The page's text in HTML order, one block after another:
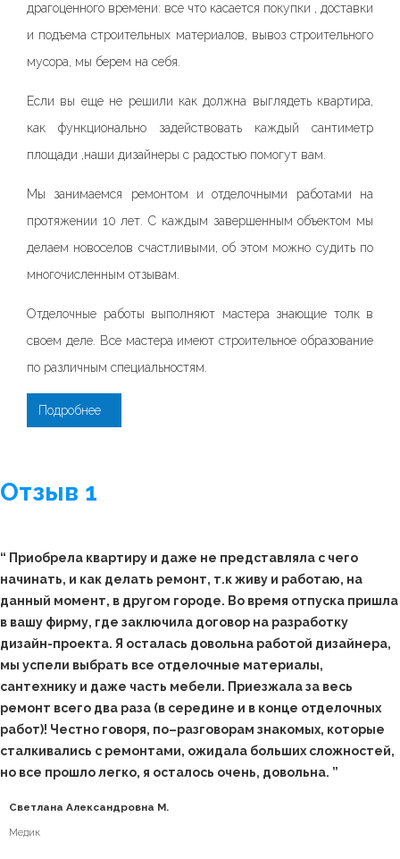
драгоценного времени: все что касается покупки , доставки
и подъема строительных материалов, вывоз строительного
мусора, мы берем на себя.
Если вы еще не решили как должна выглядеть квартира,
как функционально задействовать каждый сантиметр
площади ,наши дизайнеры с радостью помогут вам.
Мы занимаемся ремонтом и отделочными работами на
протяжении 10 лет. С каждым завершенным объектом мы
делаем новоселов счастливыми, об этом можно судить по
многочисленным отзывам.
Отделочные работы выполняют мастера знающие толк в
своем деле. Все мастера имеют строительное образование
по различным специальностям.
Подробнее
Отзыв 1
“ Приобрела квартиру и даже не представляла с чего
начинать, и как делать ремонт, т.к живу и работаю, на
данный момент, в другом городе. Во время отпуска пришла
в вашу фирму, где заключила договор на разработку
дизайн-проекта. Я осталась довольна работой дизайнера,
мы успели выбрать все отделочные материалы,
сантехнику и даже часть мебели. Приезжала за весь
ремонт всего два раза (в середине и в конце отделочных
работ)! Честно говоря, по–разговорам знакомых, которые
сталкивались с ремонтами, ожидала больших сложностей,
но все прошло легко, я осталось очень, довольна. ”
Светлана Александровна М.
Медик